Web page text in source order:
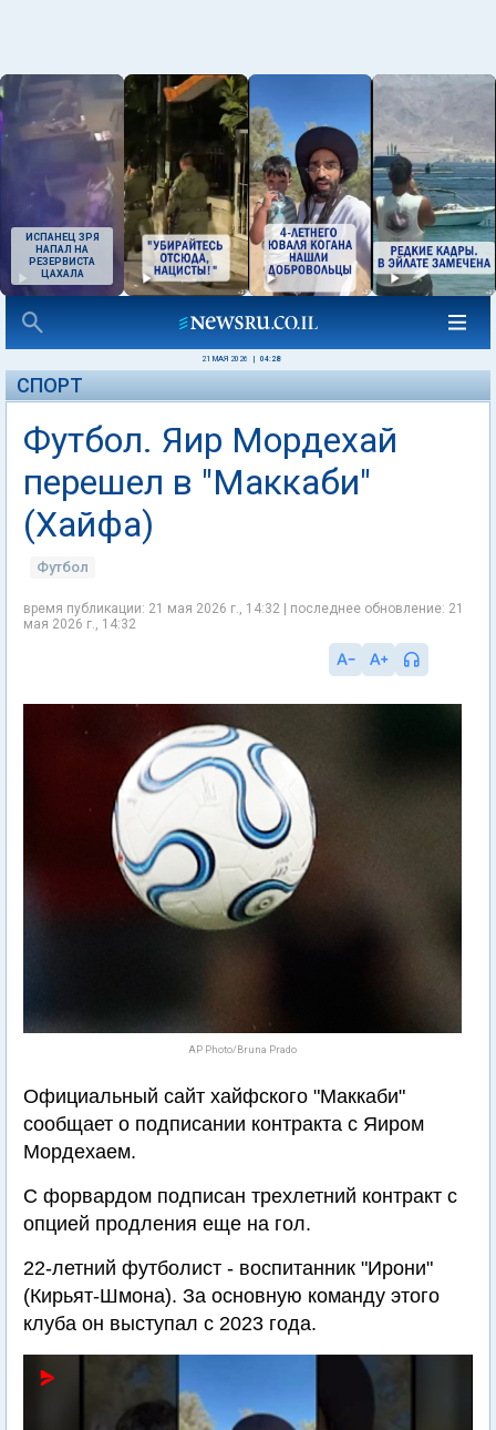
ИСПАНЕЦ ЗРЯ
НАПАЛ НА
РЕЗЕРВИСТА
ЦАХАЛА
21 МАЯ 2026 04:28
СПОРТ
Футбол. Яир Мордехай
перешел в "Маккаби"
(Хайфа)
Футбол
время публикации: 21 мая 2026 г., 14:32 | последнее обновление: 21
мая 2026 г., 14:32
AP Photo/Bruna Prado
Официальный сайт хайфского "Маккаби"
сообщает о подписании контракта с Яиром
Мордехаем.
С форвардом подписан трехлетний контракт с
опцией продления еще на гол.
22-летний футболист - воспитанник "Ирони"
(Кирьят-Шмона). За основную команду этого
клуба он выступал с 2023 года.